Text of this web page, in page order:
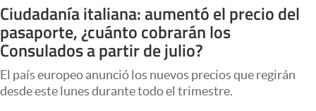
Negocios
Columnistas
Apertura
Ciudadanía italiana: aumentó el precio del
pasaporte, ¿cuánto cobrarán los
Consulados a partir de julio?
El país europeo anunció los nuevos precios que regirán
desde este lunes durante todo el trimestre.